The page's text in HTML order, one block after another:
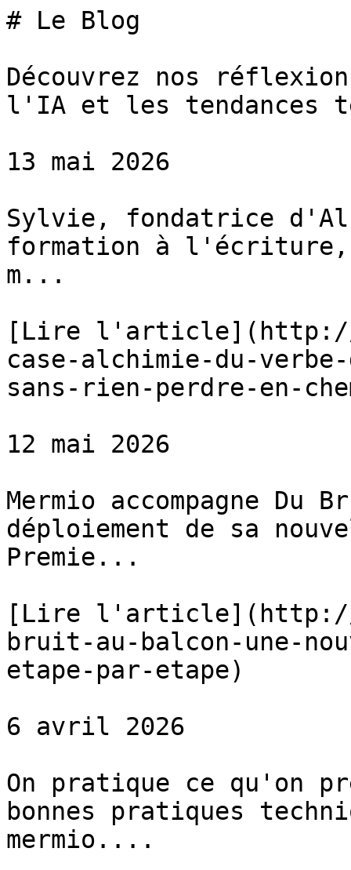
# Le Blog
Découvrez nos
l'IA et les tendances
13 mai 2026
Sylvie, fondatrice
formation à
m...
[Lire l'article](http://
case-alchimie-du-
sans-rien-perdre-en-
12 mai 2026
Mermio accompagne
déploiement de sa
Premie...
[Lire l'article](http://
bruit-au-balcon-une-
etape-par-etape)
6 avril 2026
On pratique ce qu'on
bonnes pratiques
mermio....